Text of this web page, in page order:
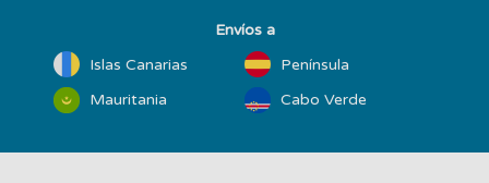
Envíos a
Islas Canarias
Península
Mauritania
Cabo Verde